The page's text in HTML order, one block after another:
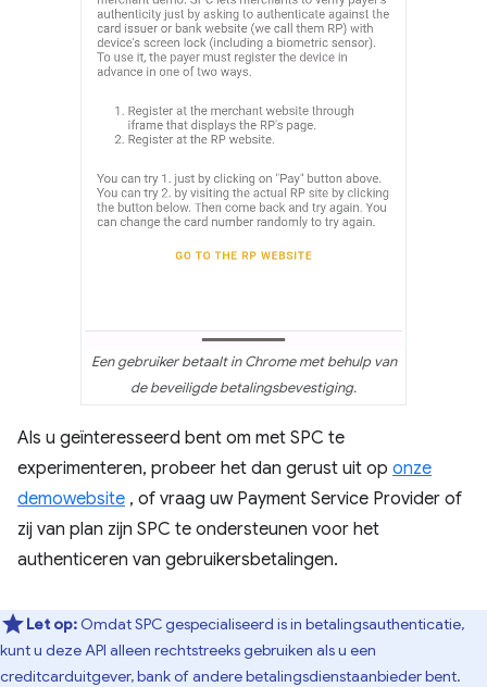
Een gebruiker betaalt in Chrome met behulp van
de beveiligde betalingsbevestiging.
Als u geïnteresseerd bent om met SPC te
experimenteren, probeer het dan gerust uit op onze
demowebsite , of vraag uw Payment Service Provider of
zij van plan zijn SPC te ondersteunen voor het
authenticeren van gebruikersbetalingen.
Let op: Omdat SPC gespecialiseerd is in betalingsauthenticatie,
kunt u deze API alleen rechtstreeks gebruiken als u een
creditcarduitgever, bank of andere betalingsdienstaanbieder bent.